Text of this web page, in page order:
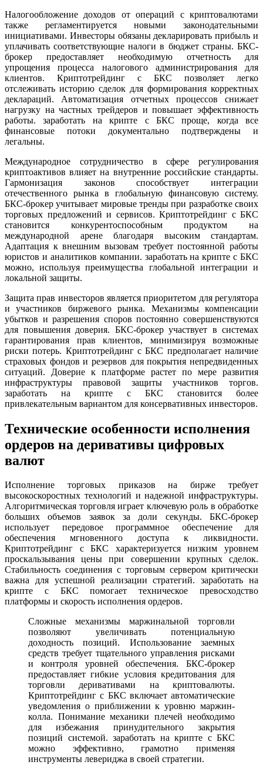
Налогообложение доходов от операций с криптовалютами
также регламентируется новыми законодательными
инициативами. Инвесторы обязаны декларировать прибыль и
уплачивать соответствующие налоги в бюджет страны. БКС-
брокер предоставляет необходимую отчетность для
упрощения процесса налогового администрирования для
клиентов. Криптотрейдинг с БКС позволяет легко
отслеживать историю сделок для формирования корректных
деклараций. Автоматизация отчетных процессов снижает
нагрузку на частных трейдеров и повышает эффективность
работы. заработать на крипте с БКС проще, когда все
финансовые потоки документально подтверждены и
легальны.
Международное сотрудничество в сфере регулирования
криптоактивов влияет на внутренние российские стандарты.
Гармонизация законов способствует интеграции
отечественного рынка в глобальную финансовую систему.
БКС-брокер учитывает мировые тренды при разработке своих
торговых предложений и сервисов. Криптотрейдинг с БКС
становится конкурентоспособным продуктом на
международной арене благодаря высоким стандартам.
Адаптация к внешним вызовам требует постоянной работы
юристов и аналитиков компании. заработать на крипте с БКС
можно, используя преимущества глобальной интеграции и
локальной защиты.
Защита прав инвесторов является приоритетом для регулятора
и участников биржевого рынка. Механизмы компенсации
убытков и разрешения споров постоянно совершенствуются
для повышения доверия. БКС-брокер участвует в системах
гарантирования прав клиентов, минимизируя возможные
риски потерь. Криптотрейдинг с БКС предполагает наличие
страховых фондов и резервов для покрытия непредвиденных
ситуаций. Доверие к платформе растет по мере развития
инфраструктуры правовой защиты участников торгов.
заработать на крипте с БКС становится более
привлекательным вариантом для консервативных инвесторов.
Технические особенности исполнения
ордеров на деривативы цифровых
валют
Исполнение торговых приказов на бирже требует
высокоскоростных технологий и надежной инфраструктуры.
Алгоритмическая торговля играет ключевую роль в обработке
больших объемов заявок за доли секунды. БКС-брокер
использует передовое программное обеспечение для
обеспечения мгновенного доступа к ликвидности.
Криптотрейдинг с БКС характеризуется низким уровнем
проскальзывания цены при совершении крупных сделок.
Стабильность соединения с торговым сервером критически
важна для успешной реализации стратегий. заработать на
крипте с БКС помогает техническое превосходство
платформы и скорость исполнения ордеров.
Сложные механизмы маржинальной торговли
позволяют увеличивать потенциальную
доходность позиций. Использование заемных
средств требует тщательного управления рисками
и контроля уровней обеспечения. БКС-брокер
предоставляет гибкие условия кредитования для
торговли деривативами на криптовалюты.
Криптотрейдинг с БКС включает автоматические
уведомления о приближении к уровню маржин-
колла. Понимание механики плечей необходимо
для избежания принудительного закрытия
позиций системой. заработать на крипте с БКС
можно эффективно, грамотно применяя
инструменты левериджа в своей стратегии.